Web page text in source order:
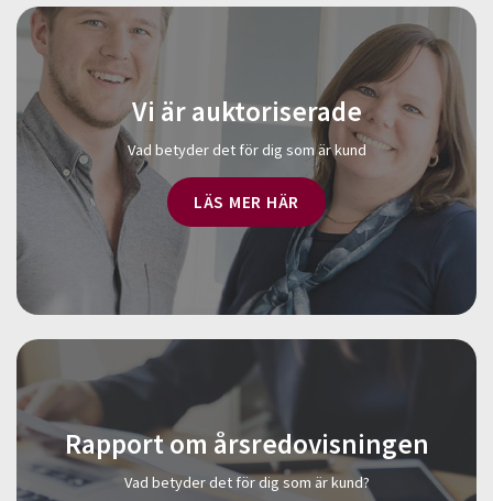
Vi är auktoriserade
Vad betyder det för dig som är kund
LÄS MER HÄR
Rapport om årsredovisningen
Vad betyder det för dig som är kund?